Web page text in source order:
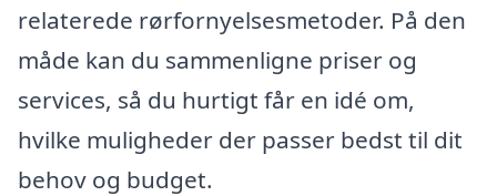
relaterede rørfornyelsesmetoder. På den
måde kan du sammenligne priser og
services, så du hurtigt får en idé om,
hvilke muligheder der passer bedst til dit
behov og budget.